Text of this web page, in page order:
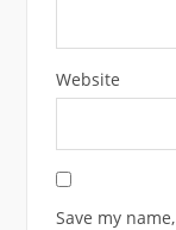
Website
Save my